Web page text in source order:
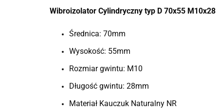
Wibroizolator Cylindryczny typ D 70x55 M10x28
Średnica: 70mm
Wysokość: 55mm
Rozmiar gwintu: M10
Długość gwintu: 28mm
Materiał Kauczuk Naturalny NR